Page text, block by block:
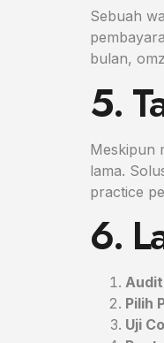
Sebuah
bulan,
5.
Meskipun
lama.
practice
6.
Pilih
Uji